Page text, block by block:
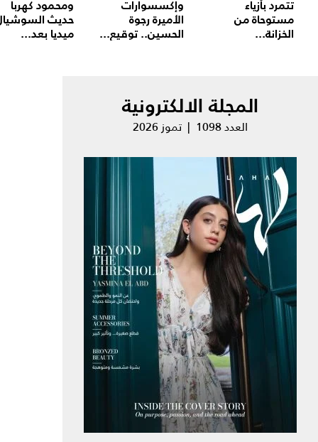
تتمرد بأزياء
مستوحاة من
الخزانة...
وإكسسوارات
الأميرة رجوة
الحسين.. توقيع...
ومحمود كهربا
حديث
ميديا بعد...
المجلة الالكترونية
العدد 1098 | تموز 2026